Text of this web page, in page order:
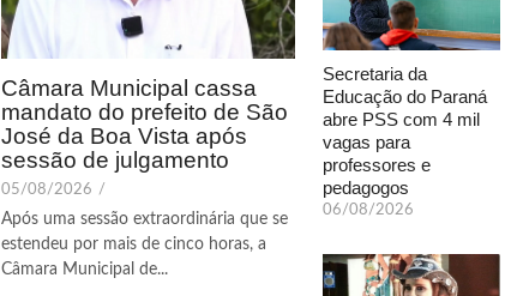
Câmara Municipal cassa
mandato do prefeito de São
José da Boa Vista após
sessão de julgamento
05/08/2026 /
Após uma sessão extraordinária que se
estendeu por mais de cinco horas, a
Câmara Municipal de...
Secretaria da
Educação do Paraná
abre PSS com 4 mil
vagas para
professores e
pedagogos
06/08/2026